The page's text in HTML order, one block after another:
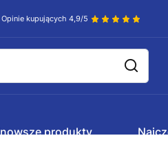
Opinie kupujących 4,9/5
produkty